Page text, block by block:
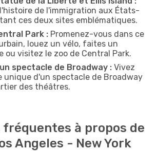
de l'immigration aux États-
ces deux sites emblématiques.
Park : Promenez-vous dans ce
louez un vélo, faites un
ou visitez le zoo de Central Park.
spectacle de Broadway : Vivez
unique d'un spectacle de Broadway
des théâtres.
fréquentes à propos de
Angeles - New York